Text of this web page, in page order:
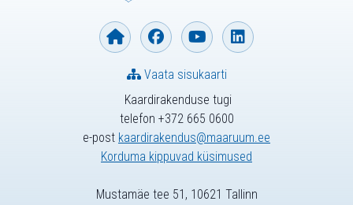
Kaardirakenduse tugi
telefon +372 665 0600
e-post kaardirakendus@maaruum.ee
Korduma kippuvad küsimused
Vaata sisukaarti
Mustamäe tee 51, 10621 Tallinn